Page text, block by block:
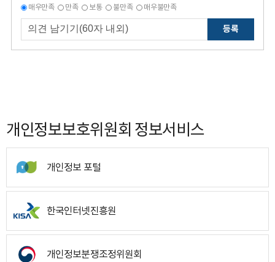
매우만족 만족 보통 불만족 매우불만족
등록
개인정보보호위원회 정보서비스
개인정보 포털
한국인터넷진흥원
개인정보분쟁조정위원회